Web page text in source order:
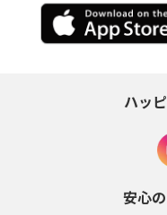
ハッ
安心